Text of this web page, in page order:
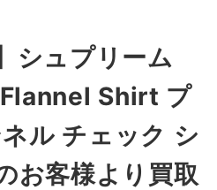
シュプリーム
Shirt プ
ル チェック シ
お客様より買取